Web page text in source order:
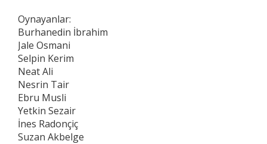
Oynayanlar:
Burhanedin İbrahim
Jale Osmani
Selpin Kerim
Neat Ali
Nesrin Tair
Ebru Musli
Yetkin Sezair
İnes Radonçiç
Suzan Akbelge